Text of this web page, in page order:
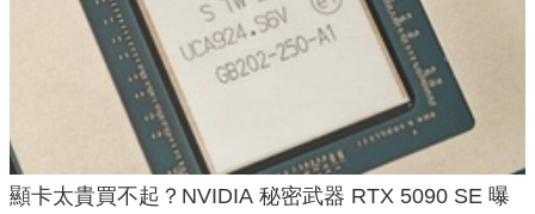
顯卡太貴買不起？NVIDIA 秘密武器 RTX 5090 SE 曝